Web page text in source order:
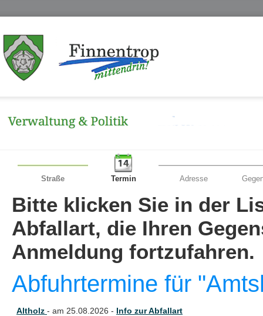
Straße Termin Adresse
Bitte klicken Sie in der
Abfallart, die Ihren
Anmeldung fortzufahren.
Abfuhrtermine für
Altholz - am 25.08.2026 - Info zur Abfallart